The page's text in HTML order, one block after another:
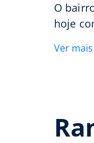
O
hoje
Ver mais